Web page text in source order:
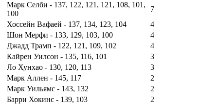
Марк Селби - 137, 122, 121, 121, 108, 101,
100
7
Хоссейн Вафаей - 137, 134, 123, 104
4
Шон Мерфи - 133, 129, 103, 100
4
Джадд Трамп - 122, 121, 109, 102
4
Кайрен Уилсон - 135, 116, 101
3
Ло Хунхао - 130, 120, 113
3
Марк Аллен - 145, 117
2
Марк Уильямс - 143, 132
2
Барри Хокинс - 139, 103
2